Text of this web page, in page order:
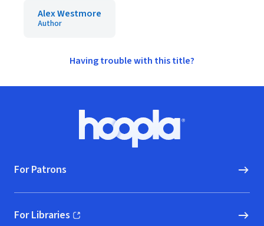
Alex Westmore
Author
Having trouble with this title?
Hoopla logo, Go to homepage
For Patrons
For Libraries
(opens in new window)